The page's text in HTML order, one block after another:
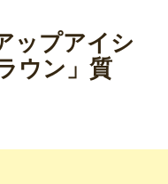
ップアイシ
ウン」質